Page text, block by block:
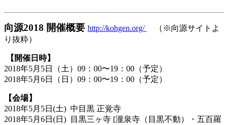
向源2018 開催概要 http://kohgen.org/
（※向源サイトよ
り抜粋）
【開催日時】
2018年5月5日（土）09：00〜19：00（予定）
2018年5月6日（日）09：00〜19：00（予定）
【会場】
2018年5月5日(土) 中目黒 正覚寺
2018年5月6日(日) 目黒三ヶ寺 [瀧泉寺（目黒不動）・五百羅